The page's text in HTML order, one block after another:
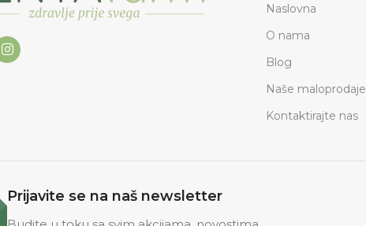
Naslovna
O nama
Blog
Naše maloprodaje
Kontaktirajte nas
Prijavite se na naš newsletter